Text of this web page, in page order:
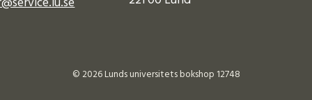
© 2026 Lunds universitets bokshop 12748